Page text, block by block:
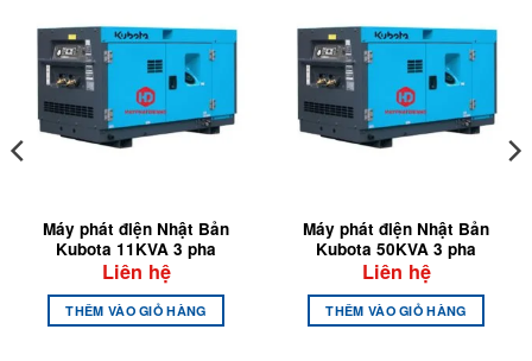
Máy phát điện Nhật Bản
Kubota 11KVA 3 pha
Liên hệ
THÊM VÀO GIỎ HÀNG
Máy phát điện Nhật Bản
Kubota 50KVA 3 pha
Liên hệ
THÊM VÀO GIỎ HÀNG